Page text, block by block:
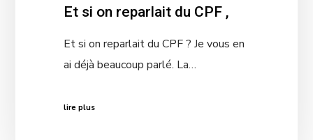
Et si on reparlait du CPF ,
Et si on reparlait du CPF ? Je vous en
ai déjà beaucoup parlé. La…
lire plus